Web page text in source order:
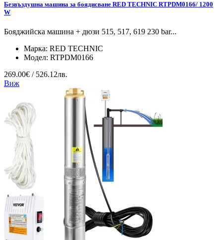
Безвъздушна машина за боядисване RED TECHNIC RTPDM0166/ 1200
W
Бояджийска машина + дюзи 515, 517, 619 230 bar...
Марка: RED TECHNIC
Модел: RTPDM0166
269.00€ / 526.12лв.
Виж